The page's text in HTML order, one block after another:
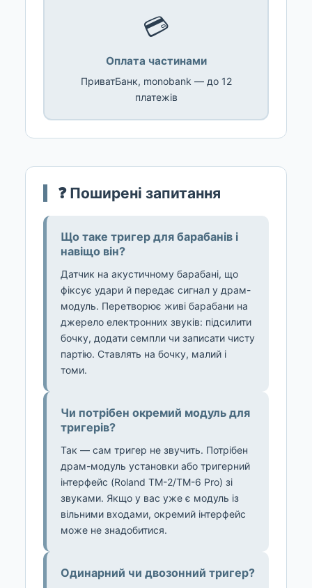
💳
Оплата частинами
ПриватБанк, monobank — до 12
платежів
❓ Поширені запитання
Що таке тригер для барабанів і
навіщо він?
Датчик на акустичному барабані, що
фіксує удари й передає сигнал у драм-
модуль. Перетворює живі барабани на
джерело електронних звуків: підсилити
бочку, додати семпли чи записати чисту
партію. Ставлять на бочку, малий і
томи.
Чи потрібен окремий модуль для
тригерів?
Так — сам тригер не звучить. Потрібен
драм-модуль установки або тригерний
інтерфейс (Roland TM-2/TM-6 Pro) зі
звуками. Якщо у вас уже є модуль із
вільними входами, окремий інтерфейс
може не знадобитися.
Одинарний чи двозонний тригер?